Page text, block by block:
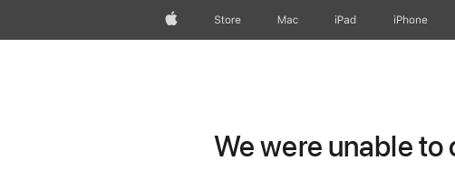
AppleStore Mac iPad iPhone
We were unable to